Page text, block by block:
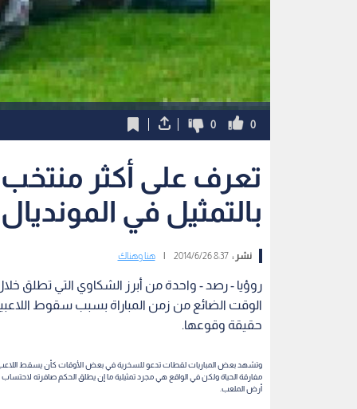
0
0
تعرف على أكثر
بالتمثيل في
نشر :8:37 2014/6/26 هنا وهناك
الوقت الضائع من زمن المباراة بسبب سقوط
حقيقة وقوعها.
وتشهد بعض المباريات لقطات تدعو للسخرية في بعض الأوقات كأن يسقط
مفارقة الحياة ولكن في الواقع هي مجرد تمثيلية ما إن يطلق الحكم صافرته
أرض الملعب.